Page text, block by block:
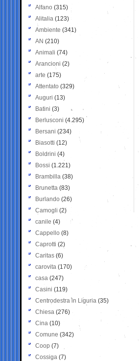
Alfano (315)
Alitalia (123)
Ambiente (341)
AN (210)
Animali (74)
Arancioni (2)
arte (175)
Attentato (329)
Auguri (13)
Batini (3)
Berlusconi (4.295)
Bersani (234)
Biasotti (12)
Boldrini (4)
Bossi (1.221)
Brambilla (38)
Brunetta (83)
Burlando (26)
Camogli (2)
canile (4)
Cappello (8)
Caprotti (2)
Caritas (6)
carovita (170)
casa (247)
Casini (119)
Centrodestra in Liguria (35)
Chiesa (276)
Cina (10)
Comune (342)
Coop (7)
Cossiga (7)